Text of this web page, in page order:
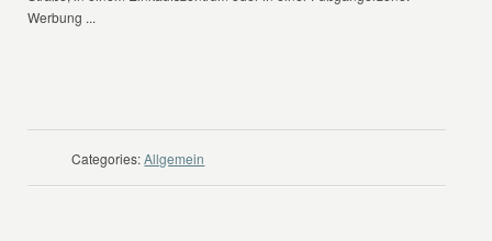
Werbung ...
Categories: Allgemein